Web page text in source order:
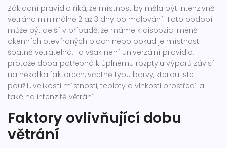
Základní pravidlo říká, že místnost by měla být intenzivně
větrána minimálně 2 až 3 dny po malování. Toto období
může být delší v případě, že máme k dispozici méně
okenních otevíraných ploch nebo pokud je místnost
špatně větratelná. To však není univerzální pravidlo,
protože doba potřebná k úplnému rozptylu výparů závisí
na několika faktorech, včetně typu barvy, kterou jste
použili, velikosti místnosti, teploty a vlhkosti prostředí a
také na intenzitě větrání.
Faktory ovlivňující dobu
větrání